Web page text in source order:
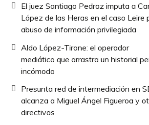
El juez Santiago Pedraz imputa a
López de las Heras en el caso Leire
abuso de información privilegiada
Aldo López-Tirone: el operador
mediático que arrastra un historial
incómodo
Presunta red de intermediación en
alcanza a Miguel Ángel Figueroa y
directivos